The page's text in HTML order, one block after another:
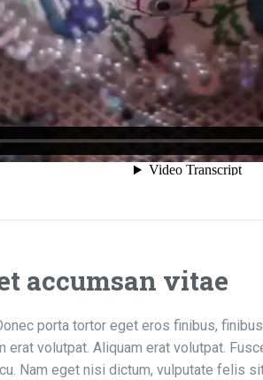
accumsan vitae
porta tortor eget eros finibus,
volutpat. Aliquam erat volutpat.
Nam eget nisi dictum, vulputate felis